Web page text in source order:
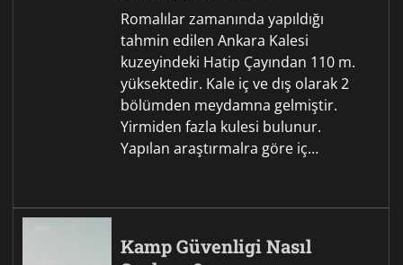
Romalılar zamanında yapıldığı
tahmin edilen Ankara Kalesi
kuzeyindeki Hatip Çayından 110 m.
yüksektedir. Kale iç ve dış olarak 2
bölümden meydamna gelmiştir.
Yirmiden fazla kulesi bulunur.
Yapılan araştırmalra göre iç…
Kamp Güvenligi Nasıl